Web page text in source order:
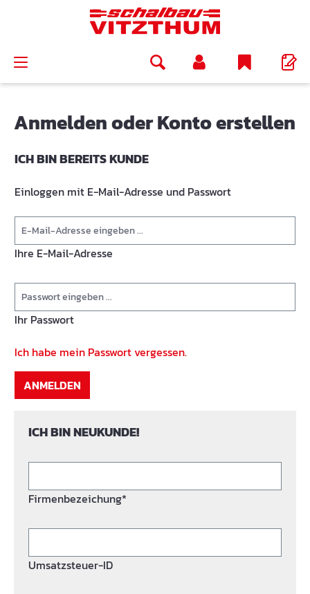
Anmelden oder Konto erstellen
ICH BIN BEREITS KUNDE
Einloggen mit E-Mail-Adresse und Passwort
Ihre E-Mail-Adresse
Ihr Passwort
Ich habe mein Passwort vergessen.
ANMELDEN
ICH BIN NEUKUNDE!
Firmenbezeichung*
Umsatzsteuer-ID